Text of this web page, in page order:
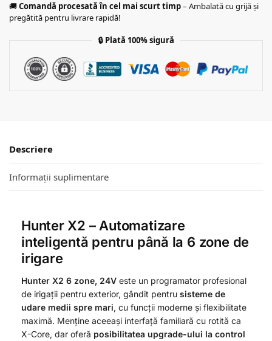
🚚Comandă procesată în cel mai scurt timp– Ambalată cu grijă și
pregătită pentru livrare rapidă!
🔒 Plată 100% sigură
Descriere
Informații suplimentare
Hunter X2 – Automatizare
inteligentă pentru până la 6 zone de
irigare
Hunter X2 6 zone, 24V este un programator profesional
de irigații pentru exterior, gândit pentru sisteme de
udare medii spre mari, cu funcții moderne și flexibilitate
maximă. Menține aceeași interfață familiară cu rotită ca
X-Core, dar oferă posibilitatea upgrade-ului la control